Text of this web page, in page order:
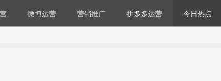
微博运营 营销推广 拼多多运营 今日热点